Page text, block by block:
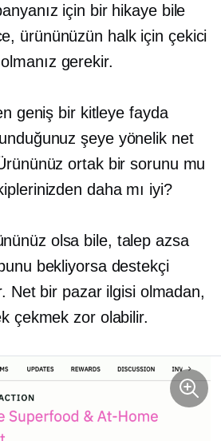
için bir hikaye bile
ürününüzün halk için çekici
gerekir.
geniş bir kitleye fayda
şeye yönelik net
ortak bir sorunu mu
daha mı iyi?
olsa bile, talep azsa
bekliyorsa destekçi
Net bir pazar ilgisi olmadan,
çekmek zor olabilir.